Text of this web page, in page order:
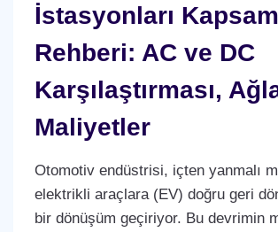
İstasyonları
Rehberi: AC ve DC
Karşılaştırması,
Maliyetler
Otomotiv endüstrisi, içten yanmalı
elektrikli araçlara (EV) doğru geri
bir dönüşüm geçiriyor. Bu devrimin